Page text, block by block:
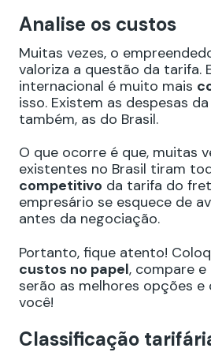
Analise os custos
Muitas vezes, o
valoriza a questão da tarifa.
internacional é muito mais
isso. Existem as despesas
também, as do Brasil.
O que ocorre é que, muitas
existentes no Brasil tiram
competitivo da tarifa do
empresário se esquece de
antes da negociação.
Portanto, fique atento!
custos no papel, compare e
serão as melhores opções
você!
Classificação